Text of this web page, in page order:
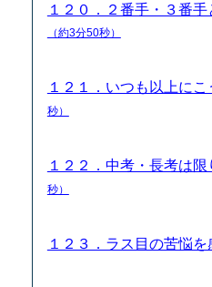
１２０．２番手・３番
（約3分50秒）
１２１．いつも以上に
秒）
１２２．中考・長考は
秒）
１２３．ラス目の苦悩